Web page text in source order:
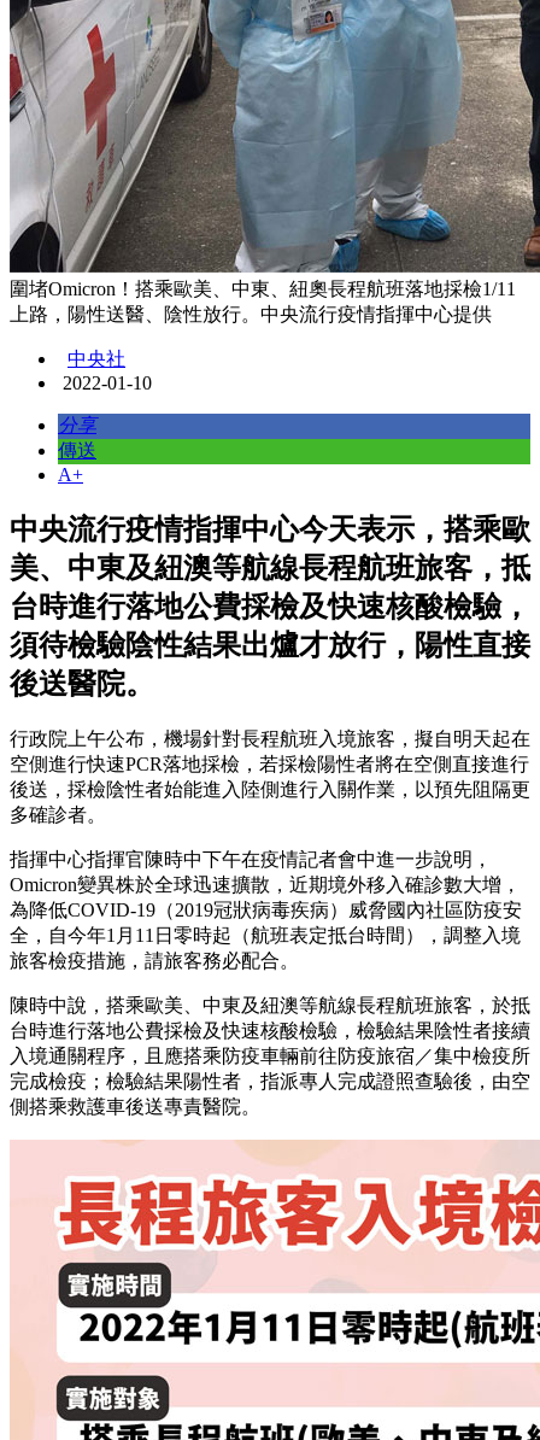
圍堵Omicron！搭乘歐美、中東、紐奧長程航班落地採檢1/11
上路，陽性送醫、陰性放行。中央流行疫情指揮中心提供
中央社
2022-01-10
分享
傳送
A+
中央流行疫情指揮中心今天表示，搭乘歐
美、中東及紐澳等航線長程航班旅客，抵
台時進行落地公費採檢及快速核酸檢驗，
須待檢驗陰性結果出爐才放行，陽性直接
後送醫院。
行政院上午公布，機場針對長程航班入境旅客，擬自明天起在
空側進行快速PCR落地採檢，若採檢陽性者將在空側直接進行
後送，採檢陰性者始能進入陸側進行入關作業，以預先阻隔更
多確診者。
指揮中心指揮官陳時中下午在疫情記者會中進一步說明，
Omicron變異株於全球迅速擴散，近期境外移入確診數大增，
為降低COVID-19（2019冠狀病毒疾病）威脅國內社區防疫安
全，自今年1月11日零時起（航班表定抵台時間），調整入境
旅客檢疫措施，請旅客務必配合。
陳時中說，搭乘歐美、中東及紐澳等航線長程航班旅客，於抵
台時進行落地公費採檢及快速核酸檢驗，檢驗結果陰性者接續
入境通關程序，且應搭乘防疫車輛前往防疫旅宿／集中檢疫所
完成檢疫；檢驗結果陽性者，指派專人完成證照查驗後，由空
側搭乘救護車後送專責醫院。